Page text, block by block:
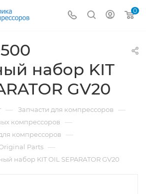
0
набор KIT
GV20
— Запчасти для компрессоров —
компрессоров —
компрессоров —
Parts —
набор KIT OIL SEPARATOR GV20